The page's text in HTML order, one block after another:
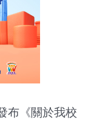
布《關於我校